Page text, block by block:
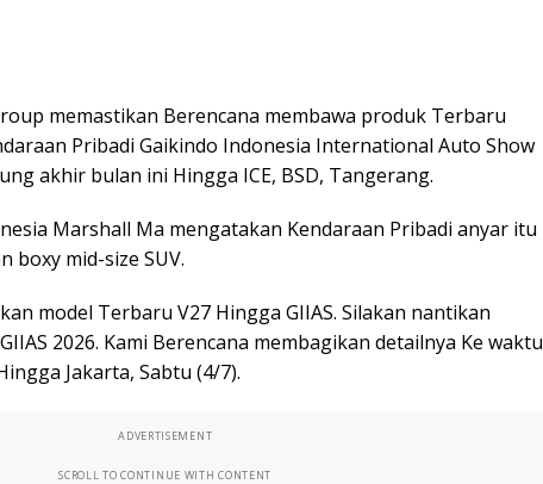
memastikan Berencana membawa produk Terbaru
Pribadi Gaikindo Indonesia International Auto Show
akhir bulan ini Hingga ICE, BSD, Tangerang.
Marshall Ma mengatakan Kendaraan Pribadi anyar itu
boxy mid-size SUV.
model Terbaru V27 Hingga GIIAS. Silakan nantikan
2026. Kami Berencana membagikan detailnya Ke waktu
Jakarta, Sabtu (4/7).
ADVERTISEMENT
SCROLL TO CONTINUE WITH CONTENT